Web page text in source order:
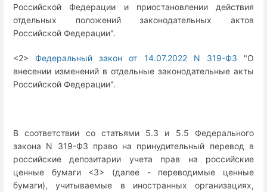
Российской Федерации и приостановлении действия
отдельных положений законодательных актов
Российской Федерации".
<2> Федеральный закон от 14.07.2022 N 319-ФЗ "О
внесении изменений в отдельные законодательные акты
Российской Федерации".
В соответствии со статьями 5.3 и 5.5 Федерального
закона N 319-ФЗ право на принудительный перевод в
российские депозитарии учета прав на российские
ценные бумаги <3> (далее - переводимые ценные
бумаги), учитываемые в иностранных организациях,